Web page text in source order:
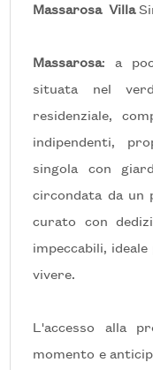
MassarosaVilla
Massarosa: a
situata nel
residenziale,
indipendenti,
singola con
circondata da un
curato con
impeccabili,
vivere.
L'accesso alla
momento e
Totale
mq
Qualsiasi